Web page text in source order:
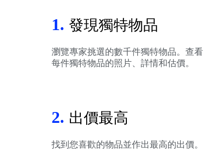
1. 發現獨特物品
瀏覽專家挑選的數千件獨特物品。查看
每件獨特物品的照片、詳情和估價。
2. 出價最高
找到您喜歡的物品並作出最高的出價。